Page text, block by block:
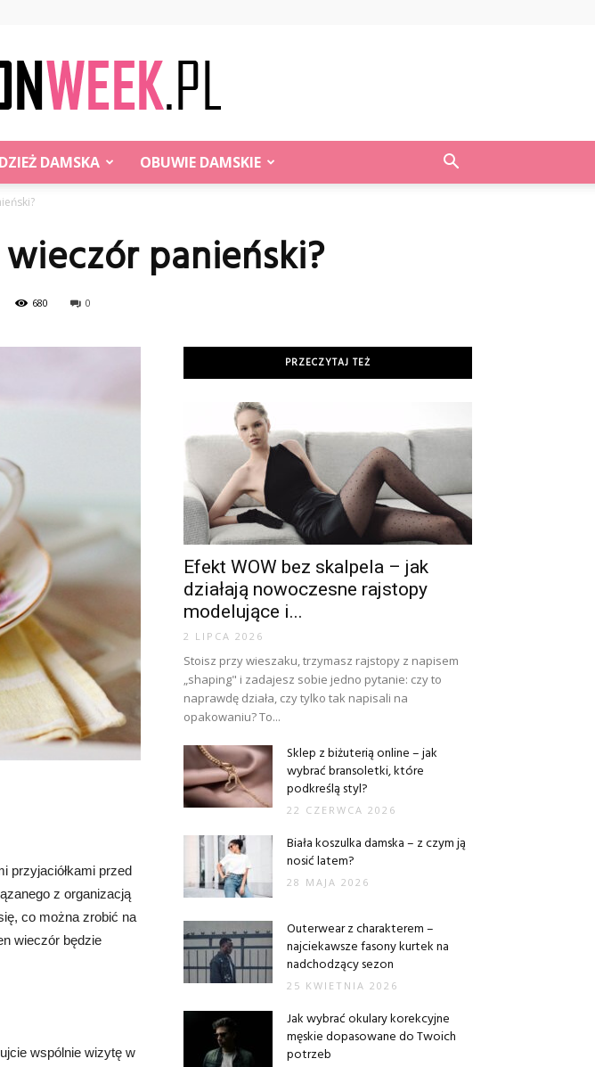
DAMSKA OBUWIE DAMSKIE
panieński?
680 0
przyjaciółkami przed
z organizacją
co można zrobić na
wieczór będzie
wspólnie wizytę w
PRZECZYTAJ TEŻ
Efekt WOW bez skalpela – jak
działają nowoczesne rajstopy
modelujące i...
2 LIPCA 2026
Stoisz przy wieszaku, trzymasz rajstopy z napisem
„shaping" i zadajesz sobie jedno pytanie: czy to
naprawdę działa, czy tylko tak napisali na
opakowaniu? To...
Sklep z biżuterią online – jak
wybrać bransoletki, które
podkreślą styl?
22 CZERWCA 2026
Biała koszulka damska – z czym ją
nosić latem?
28 MAJA 2026
Outerwear z charakterem –
najciekawsze fasony kurtek na
nadchodzący sezon
25 KWIETNIA 2026
Jak wybrać okulary korekcyjne
męskie dopasowane do Twoich
potrzeb